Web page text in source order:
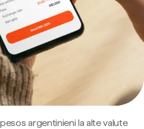
argentinieni la alte valute